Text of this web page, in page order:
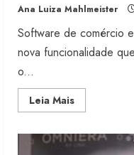
Ana Luiza Mahlmeister
Software de comércio
nova funcionalidade
o...
Leia MaisRead
more
facilita
vendas